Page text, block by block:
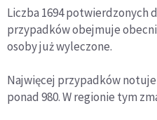
Liczba 1694 potwierdzonych
przypadków obejmuje
osoby już wyleczone.
Najwięcej przypadków
ponad 980. W regionie tym